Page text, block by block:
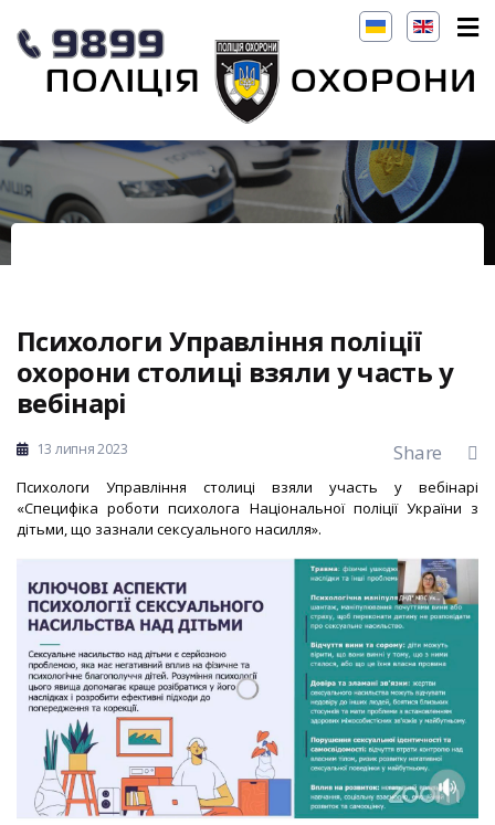
Психологи Управління поліції
охорони столиці взяли у часть у
вебінарі
13 липня 2023 Share
Психологи Управління столиці взяли участь у вебінарі
«Специфіка роботи психолога Національної поліції України з
дітьми, що зазнали сексуального насилля».